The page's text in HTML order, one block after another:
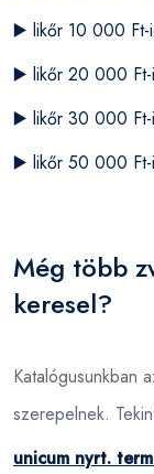
▶️ likőr 10 000 Ft-
▶️ likőr 20 000
▶️ likőr 30 000
▶️ likőr 50 000
Még több
keresel?
Katalógusunkban
szerepelnek.
unicum nyrt.